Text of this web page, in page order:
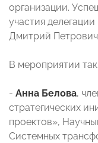
организации.
участия
Дмитрий
В мероприятии
- Анна Белова,
стратегических
проектов»,
Системных